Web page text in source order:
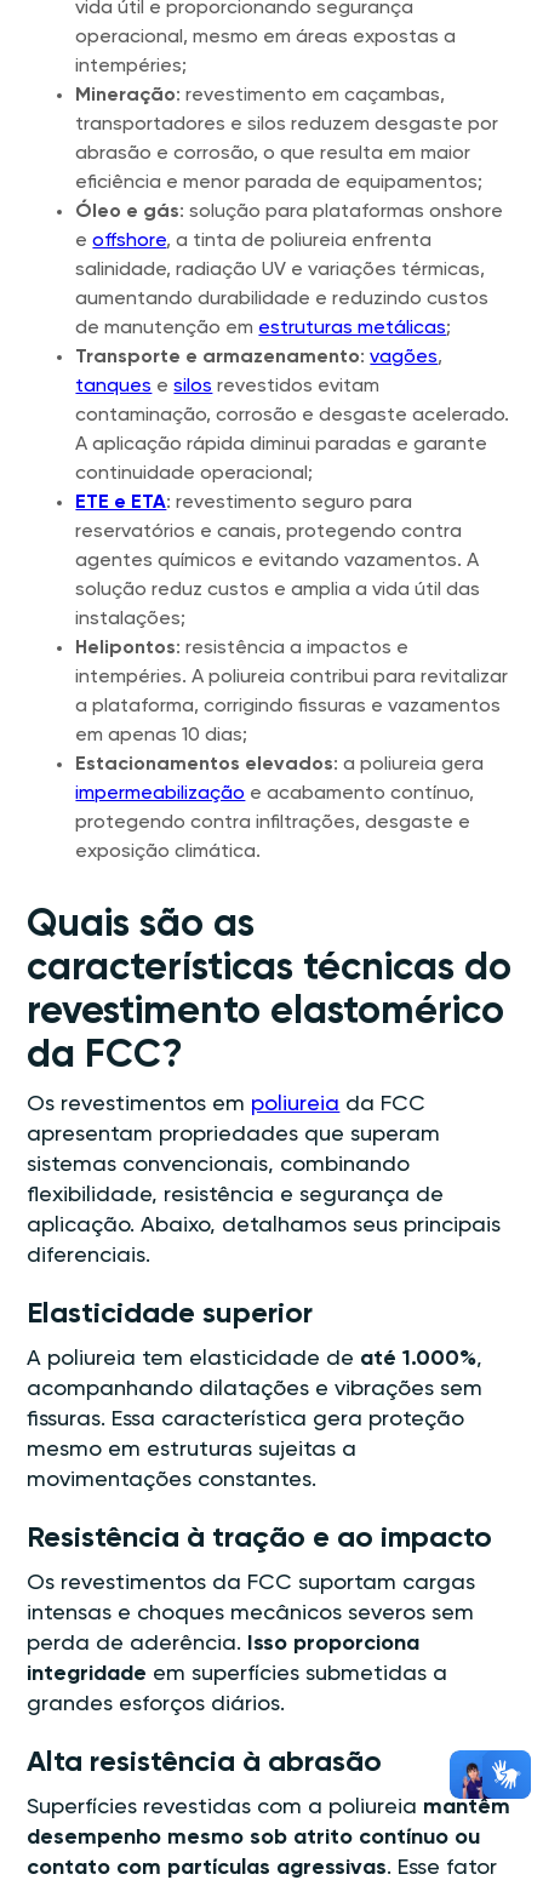
vida útil e proporcionando segurança
operacional, mesmo em áreas expostas a
intempéries;
Mineração: revestimento em caçambas,
transportadores e silos reduzem desgaste por
abrasão e corrosão, o que resulta em maior
eficiência e menor parada de equipamentos;
Óleo e gás: solução para plataformas onshore
eoffshore, a tinta de poliureia enfrenta
salinidade, radiação UV e variações térmicas,
aumentando durabilidade e reduzindo custos
de manutenção em estruturas metálicas;
Transporte e armazenamento:vagões,
tanques esilos revestidos evitam
contaminação, corrosão e desgaste acelerado.
A aplicação rápida diminui paradas e garante
continuidade operacional;
ETE e ETA: revestimento seguro para
reservatórios e canais, protegendo contra
agentes químicos e evitando vazamentos. A
solução reduz custos e amplia a vida útil das
instalações;
Helipontos: resistência a impactos e
intempéries. A poliureia contribui para revitalizar
a plataforma, corrigindo fissuras e vazamentos
em apenas 10 dias;
Estacionamentos elevados: a poliureia gera
impermeabilização e acabamento contínuo,
protegendo contra infiltrações, desgaste e
exposição climática.
Quais são as
características técnicas do
revestimento elastomérico
da FCC?
Os revestimentos em poliureia da FCC
apresentam propriedades que superam
sistemas convencionais, combinando
flexibilidade, resistência e segurança de
aplicação. Abaixo, detalhamos seus principais
diferenciais.
Elasticidade superior
A poliureia tem elasticidade de até 1.000%,
acompanhando dilatações e vibrações sem
fissuras. Essa característica gera proteção
mesmo em estruturas sujeitas a
movimentações constantes.
Resistência à tração e ao impacto
Os revestimentos da FCC suportam cargas
intensas e choques mecânicos severos sem
perda de aderência. Isso proporciona
integridade em superfícies submetidas a
grandes esforços diários.
Alta resistência à abrasão
Superfícies revestidas com a poliureia mantêm
desempenho mesmo sob atrito contínuo ou
contato com partículas agressivas. Esse fator